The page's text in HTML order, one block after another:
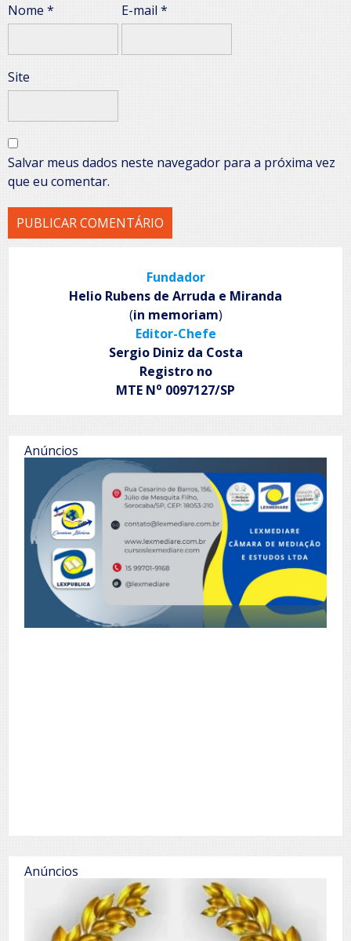
Nome * E-mail*
Site
Salvar meus dados neste navegador para a próxima vez
que eu comentar.
Fundador
Helio Rubens de Arruda e Miranda
(in memoriam)
Editor-Chefe
Sergio Diniz da Costa
Registro no
MTE No 0097127/SP
Anúncios
Anúncios